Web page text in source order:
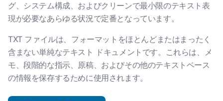
グ、システム構成、およびクリーンで最小限のテキスト表
現が必要なあらゆる状況で定番となっています。
TXT ファイルは、フォーマットをほとんどまたはまったく
含まない単純なテキスト ドキュメントです。これらは、メ
モ、段階的な指示、原稿、およびその他のテキストベース
の情報を保存するために使用されます。